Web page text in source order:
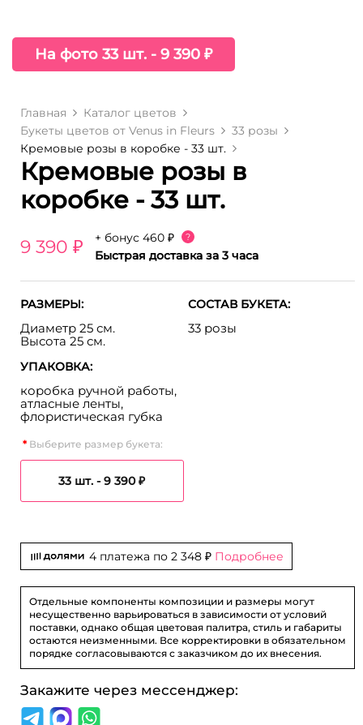
На фото 33 шт. - 9 390 ₽
Главная
Каталог цветов
Букеты цветов от Venus in Fleurs
33 розы
Кремовые розы в коробке - 33 шт.
Кремовые розы в
коробке - 33 шт.
9 390 ₽ + бонус 460 ₽ ?
Быстрая доставка за 3 часа
РАЗМЕРЫ:
Диаметр 25 см.
Высота 25 см.
СОСТАВ БУКЕТА:
33 розы
УПАКОВКА:
коробка ручной работы,
атласные ленты,
флористическая губка
Выберите размер букета:
33 шт. -9 390 ₽
4 платежа по 2 348 ₽ Подробнее
Отдельные компоненты композиции и размеры могут
несущественно варьироваться в зависимости от условий
поставки, однако общая цветовая палитра, стиль и габариты
остаются неизменными. Все корректировки в обязательном
порядке согласовываются с заказчиком до их внесения.
Закажите через мессенджер: